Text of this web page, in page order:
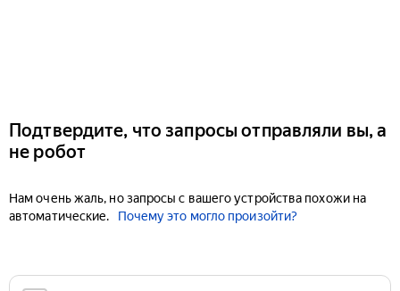
Подтвердите, что запросы отправляли вы, а
не робот
Нам очень жаль, но запросы с вашего устройства похожи на
автоматические.
Почему это могло произойти?